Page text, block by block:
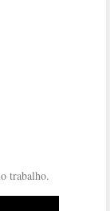
trabalho.